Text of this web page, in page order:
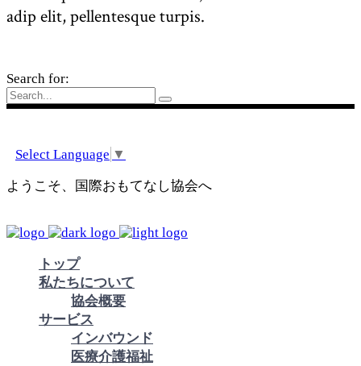
adip elit, pellentesque turpis.
Search for:
Select Language ▼
ようこそ、国際おもてなし協会へ
トップ
私たちについて
協会概要
サービス
インバウンド
医療介護福祉